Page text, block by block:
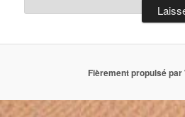
Fièrement propulsé par